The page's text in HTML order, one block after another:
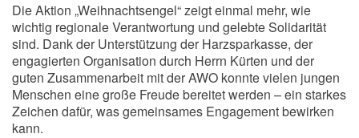
Die Aktion „Weihnachtsengel“ zeigt einmal mehr, wie
wichtig regionale Verantwortung und gelebte Solidarität
sind. Dank der Unterstützung der Harzsparkasse, der
engagierten Organisation durch Herrn Kürten und der
guten Zusammenarbeit mit der AWO konnte vielen jungen
Menschen eine große Freude bereitet werden – ein starkes
Zeichen dafür, was gemeinsames Engagement bewirken
kann.